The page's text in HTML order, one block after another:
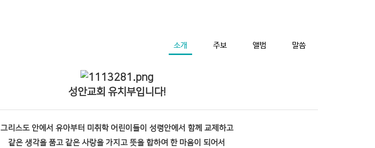
소개 주보 앨범 말씀
성안교회 유치부입니다!
그리스도 안에서 유아부터 미취학 어린이들이 성령안에서 함께 교제하고
같은 생각을 품고 같은 사랑을 가지고 뜻을 합하여 한 마음이 되어서